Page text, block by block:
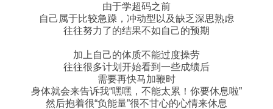
由于学超码之前
自己属于比较急躁，冲动型以及缺乏深思熟虑
往往努力了的结果不如自己的预期
加上自己的体质不能过度操劳
往往很多计划开始看到一些成绩后
需要再快马加鞭时
身体就会来告诉我“嘿嘿，不能太累！你要休息啦”
然后抱着很“负能量”很不甘心的心情来休息